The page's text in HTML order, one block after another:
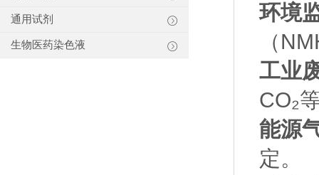
通用试剂
生物医药染色液
环境
（
工业
CO₂
能源
定。